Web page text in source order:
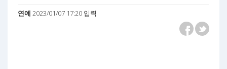
연예 2023/01/07 17:20 입력